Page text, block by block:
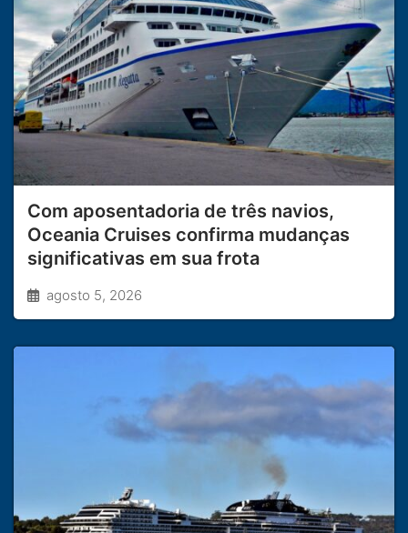
Com aposentadoria de três navios,
Oceania Cruises confirma mudanças
significativas em sua frota
agosto 5, 2026